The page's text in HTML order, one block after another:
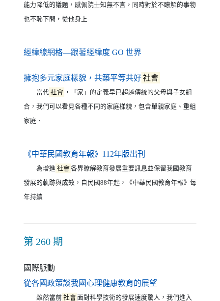
能力降低的議題，感佩院士知無不言，同時對於不瞭解的事物
也不恥下問，從他身上
經緯線網格—跟著經緯度 GO 世界
擁抱多元家庭樣貌，共築平等共好社會
當代 社會 ，「家」的定義早已超越傳統的父母與子女組
合，我們可以看見各種不同的家庭樣貌，包含單親家庭、重組
家庭、
《中華民國教育年報》112年版出刊
為增進 社會各界瞭解教育發展重要訊息並保留我國教育
發展的軌跡與成效，自民國88年起，《中華民國教育年報》每
年持續
第 260 期
國際脈動
從各國政策談我國心理健康教育的展望（另開新視窗）
雖然當前 社會 面對科學技術的發展速度驚人，我們進入